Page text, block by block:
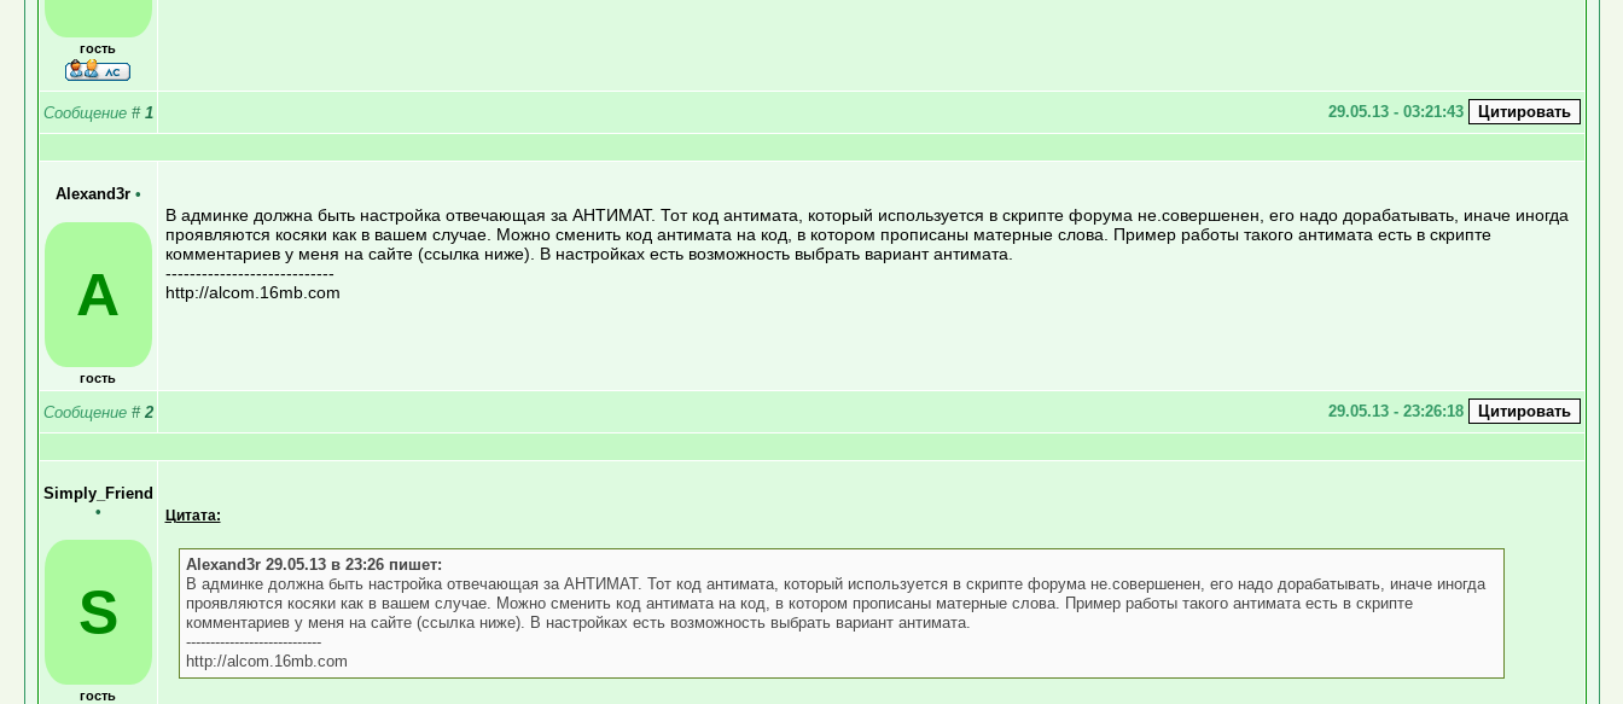
гость
Сообщение # 1 29.05.13 - 03:21:43
Alexand3r •
A
гость
В админке должна быть настройка отвечающая за АНТИМАТ. Тот код антимата, который используется в скрипте форума не.совершенен, его надо дорабатывать, иначе иногда
проявляются косяки как в вашем случае. Можно сменить код антимата на код, в котором прописаны матерные слова. Пример работы такого антимата есть в скрипте
комментариев у меня на сайте (ссылка ниже). В настройках есть возможность выбрать вариант антимата.
----------------------------
http://alcom.16mb.com
Сообщение # 2 29.05.13 - 23:26:18
Simply_Friend
•
S
гость
Цитата:
Alexand3r 29.05.13 в 23:26 пишет:
В админке должна быть настройка отвечающая за АНТИМАТ. Тот код антимата, который используется в скрипте форума не.совершенен, его надо дорабатывать, иначе иногда
проявляются косяки как в вашем случае. Можно сменить код антимата на код, в котором прописаны матерные слова. Пример работы такого антимата есть в скрипте
комментариев у меня на сайте (ссылка ниже). В настройках есть возможность выбрать вариант антимата.
----------------------------
http://alcom.16mb.com